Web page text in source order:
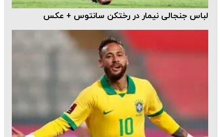
لباس جنجالی نیمار در رختکن سانتوس + عکس